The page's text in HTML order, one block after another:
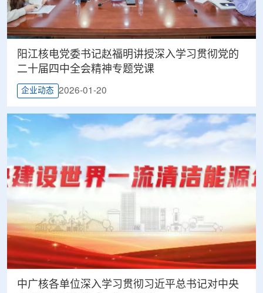
阳江核电党委书记赵福明讲授深入学习贯彻党的
二十届四中全会精神专题党课
企业动态 2026-01-20
中广核各单位深入学习贯彻习近平总书记对中央